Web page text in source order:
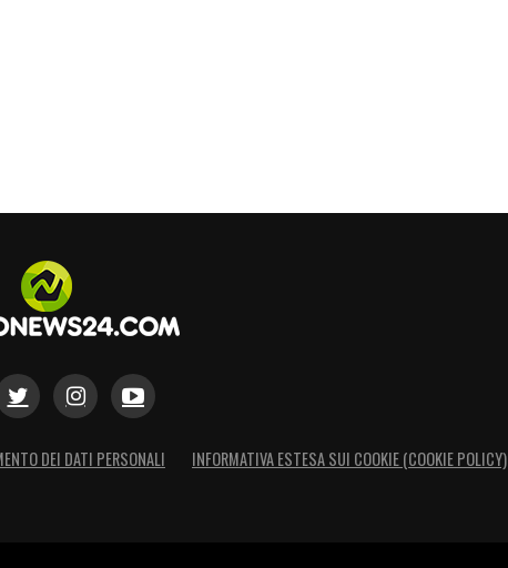
DEI DATI PERSONALI INFORMATIVA ESTESA SUI COOKIE (COOKIE POLICY)